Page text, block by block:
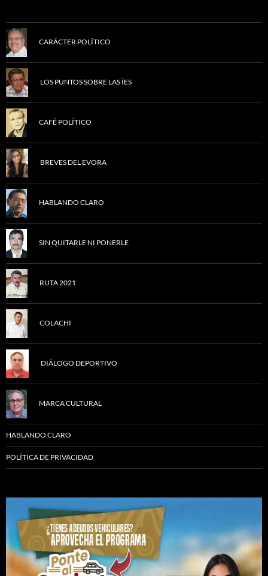
CARÁCTER POLÍTICO
LOS PUNTOS SOBRE LAS ÍES
CAFÉ POLÍTICO
BREVES DEL EVORA
HABLANDO CLARO
SIN QUITARLE NI PONERLE
RUTA 2021
COLACHI
DIÁLOGO DEPORTIVO
MARCA CULTURAL
HABLANDO CLARO
POLÍTICA DE PRIVACIDAD